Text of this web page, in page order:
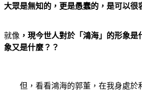
大眾是無知的，更是愚蠢的，是可以很
就像 ，現今世人對於「鴻海」的形象
象又是什麼？？
但，看看鴻海的郭董，在我身處於